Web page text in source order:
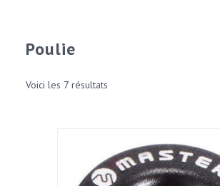
Poulie
Voici les 7 résultats